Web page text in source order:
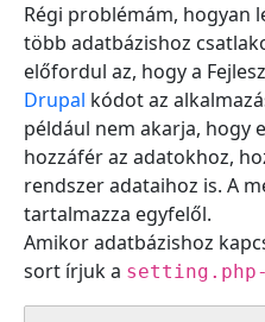
Régi problémám, hogyan
több adatbázishoz
előfordul az, hogy a
Drupal kódot az
például nem akarja, hogy
hozzáfér az adatokhoz,
rendszer adataihoz is. A
tartalmazza egyfelől.
Amikor adatbázishoz
sort írjuk a